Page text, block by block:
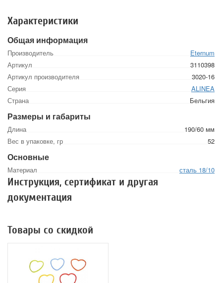
Характеристики
Общая информация
Производитель
Eternum
Артикул
3110398
Артикул производителя
3020-16
Серия
ALINEA
Страна
Бельгия
Размеры и габариты
Длина
190/60 мм
Вес в упаковке, гр
52
Основные
Материал сталь 18/10
Инструкция, сертификат и другая
документация
Товары со скидкой